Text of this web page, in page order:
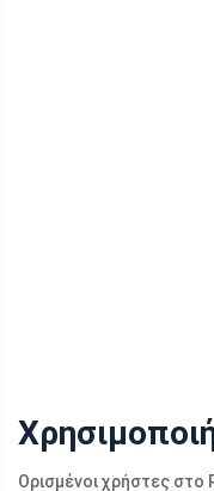
Ορισμένοι χρήστες στο